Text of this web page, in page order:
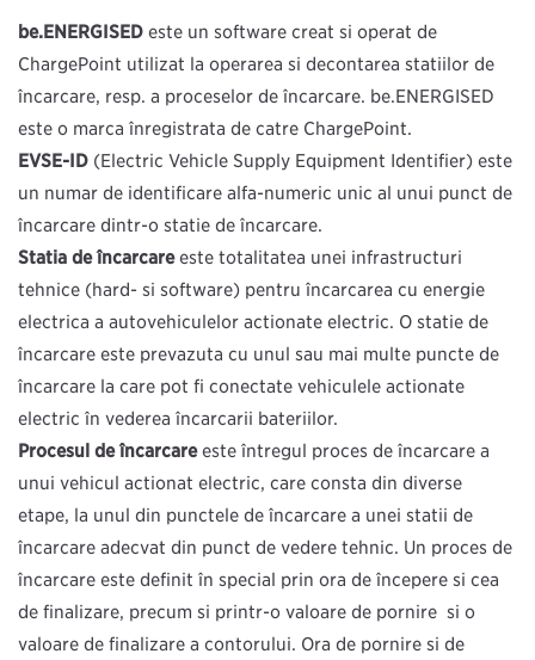
be.ENERGISED este un software creat şi operat de
ChargePoint utilizat la operarea şi decontarea stațiilor de
încărcare, resp. a proceselor de încărcare. be.ENERGISED
este o marcă înregistrată de către ChargePoint.
EVSE-ID (Electric Vehicle Supply Equipment Identifier) este
un număr de identificare alfa-numeric unic al unui punct de
încărcare dintr-o stație de încărcare.
Stația de încărcareeste totalitatea unei infrastructuri
tehnice (hard- şi software) pentru încărcarea cu energie
electrică a autovehiculelor acționate electric. O stație de
încărcare este prevăzută cu unul sau mai multe puncte de
încărcare la care pot fi conectate vehiculele acționate
electric în vederea încărcării bateriilor.
Procesul de încărcareeste întregul proces de încărcare a
unui vehicul acționat electric, care constă din diverse
etape, la unul din punctele de încărcare a unei stații de
încărcare adecvat din punct de vedere tehnic. Un proces de
încărcare este definit în special prin ora de începere şi cea
de finalizare, precum şi printr-o valoare de pornire şi o
valoare de finalizare a contorului. Ora de pornire şi de